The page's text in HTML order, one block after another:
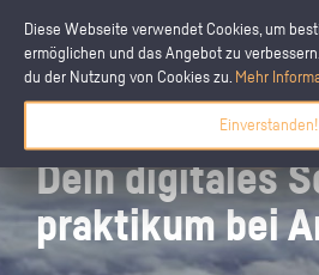
Diese Webseite verwendet Cookies, um
ermöglichen und das Angebot zu
du der Nutzung von Cookies zu. Mehr
Einverstanden!
Dein digitales
praktikum bei